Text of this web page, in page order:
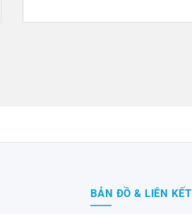
BẢN ĐỒ & LIÊN KẾT